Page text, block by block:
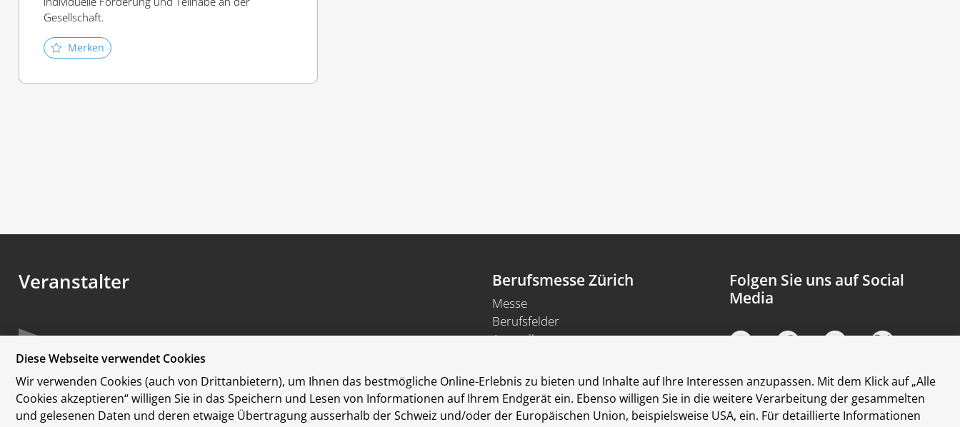
Gesellschaft.
Merken
Veranstalter Berufsmesse Zürich
Messe
Berufsfelder
Aussteller
Medienmitteilungen
Für Aussteller
Auf- und Abbauzeiten
Folgen Sie uns auf Social
Media
Diese Webseite verwendet Cookies
Wir verwenden Cookies (auch von Drittanbietern), um Ihnen das bestmögliche Online-Erlebnis zu bieten und Inhalte auf Ihre Interessen anzupassen. Mit dem Klick auf „Alle
Cookies akzeptieren“ willigen Sie in das Speichern und Lesen von Informationen auf Ihrem Endgerät ein. Ebenso willigen Sie in die weitere Verarbeitung der gesammelten
und gelesenen Daten und deren etwaige Übertragung ausserhalb der Schweiz und/oder der Europäischen Union, beispielsweise USA, ein. Für detaillierte Informationen